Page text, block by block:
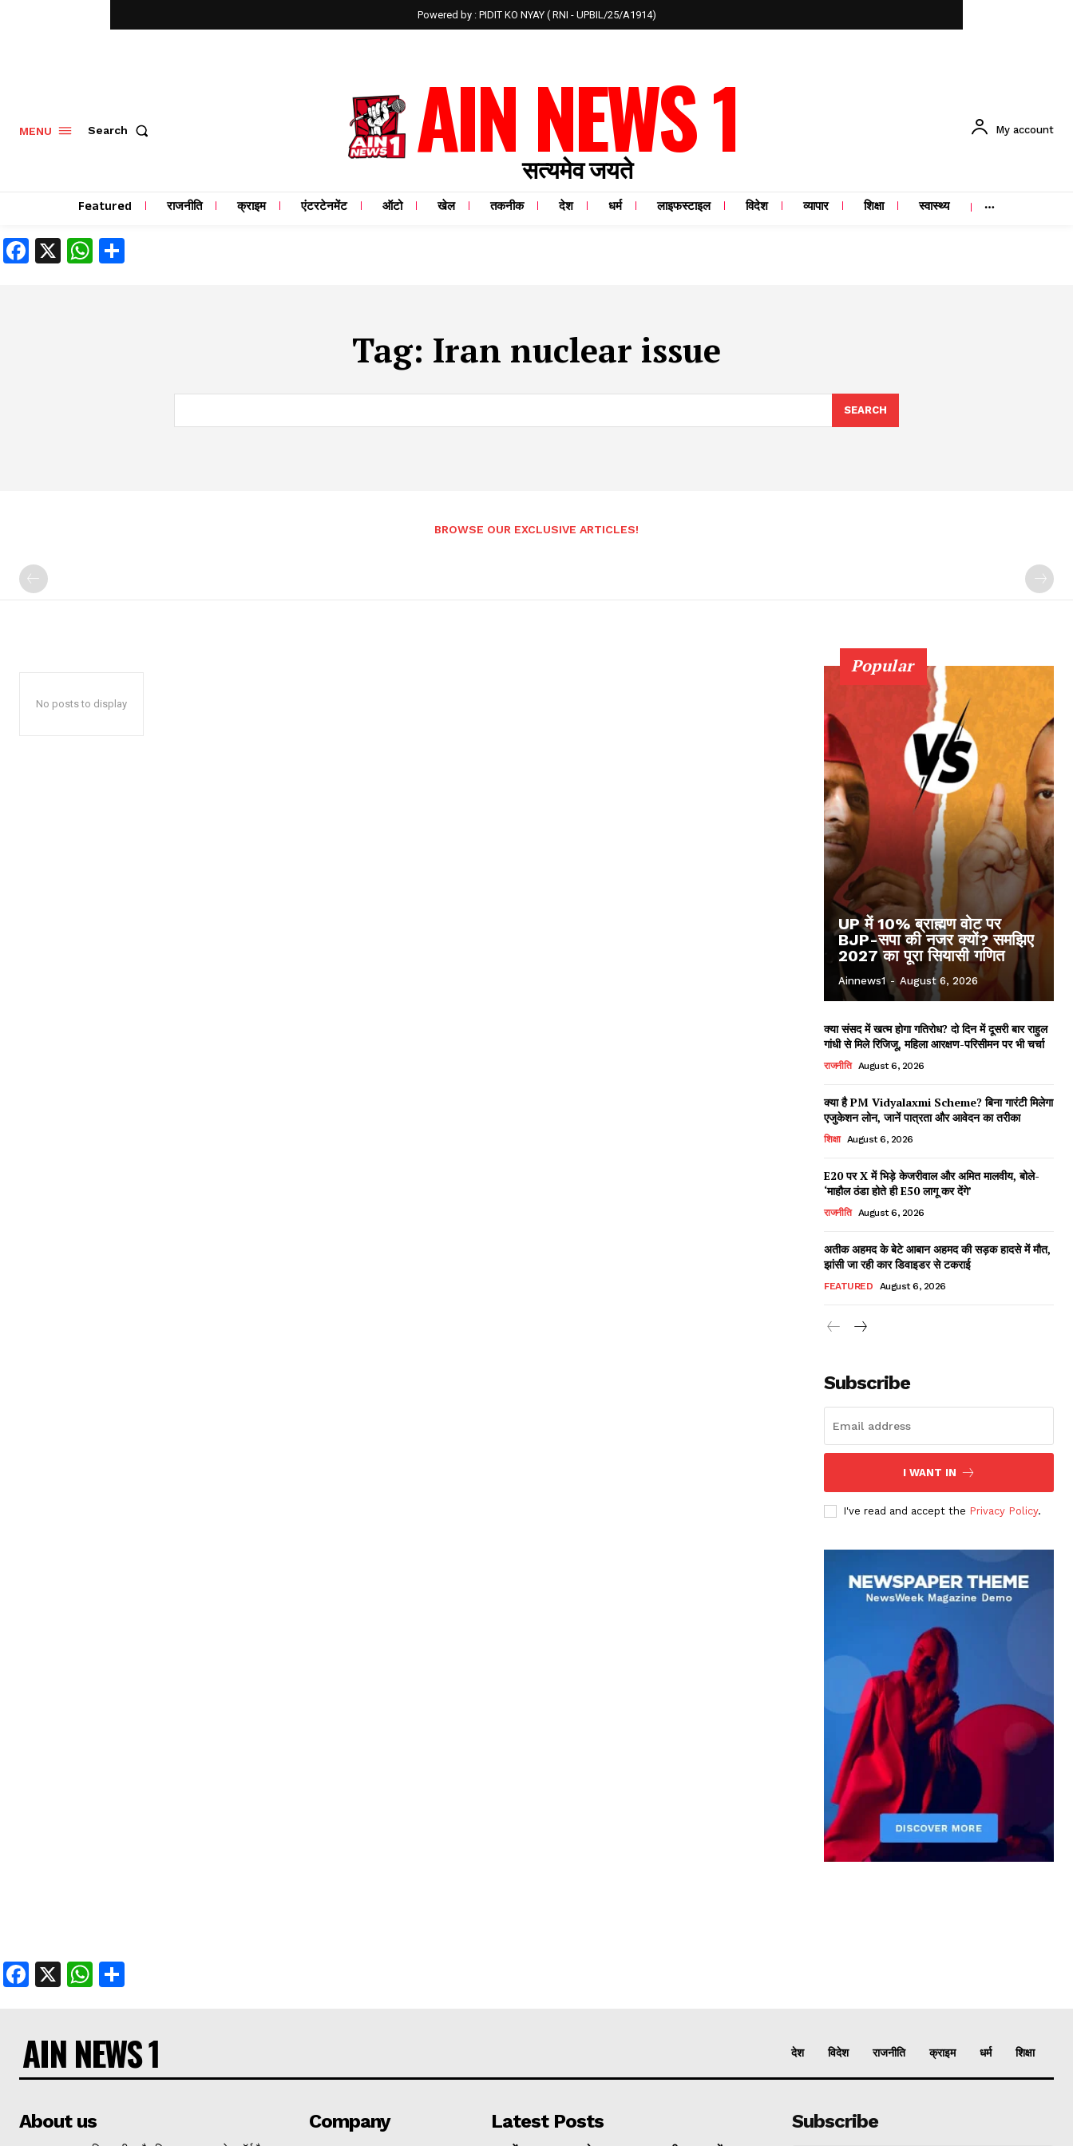
Powered by : PIDIT KO NYAY ( RNI - UPBIL/25/A1914)
MENU Search AIN NEWS 1
सत्यमेव जयते
My account
Featured राजनीति क्राइम एंटरटेनमेंट ऑटो खेल तकनीक देश धर्म लाइफस्टाइल विदेश व्यापार शिक्षा स्वास्थ्य
Facebook
X WhatsApp
Tag: Iran nuclear issue
SEARCH
BROWSE OUR EXCLUSIVE ARTICLES!
No posts to display
Popular
UP में 10% ब्राह्मण वोट पर
BJP-सपा की नजर क्यों? समझिए
2027 का पूरा सियासी गणित
Ainnews1 - August 6, 2026
क्या संसद में खत्म होगा गतिरोध? दो दिन में दूसरी बार राहुल
गांधी से मिले रिजिजू, महिला आरक्षण-परिसीमन पर भी चर्चा
राजनीति August 6, 2026
क्या है PM Vidyalaxmi Scheme? बिना गारंटी मिलेगा
एजुकेशन लोन, जानें पात्रता और आवेदन का तरीका
शिक्षा August 6, 2026
E20 पर X में भिड़े केजरीवाल और अमित मालवीय, बोले-
‘माहौल ठंडा होते ही E50 लागू कर देंगे’
राजनीति August 6, 2026
अतीक अहमद के बेटे आबान अहमद की सड़क हादसे में मौत,
झांसी जा रही कार डिवाइडर से टकराई
FEATURED August 6, 2026
Subscribe
I WANT IN
I've read and accept the Privacy Policy.
Facebook
X WhatsApp
AIN NEWS 1 देश विदेश राजनीति क्राइम धर्म शिक्षा
About us Company Latest Posts Subscribe